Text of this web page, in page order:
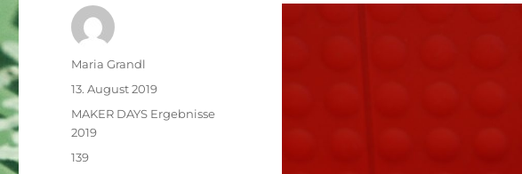
2019
TU
Autor
Maria Grandl
Veröffentlicht
am
13. August 2019
Kategorien
MAKER DAYS Ergebnisse
2019
Schlagwörter
139